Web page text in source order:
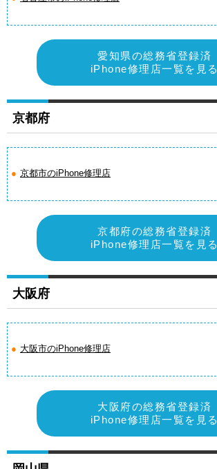
愛知県の総務省登録済
iPhone修理店一覧を見る
京都府
京都市のiPhone修理店
京都府の総務省登録済
iPhone修理店一覧を見る
大阪府
大阪市のiPhone修理店
大阪府の総務省登録済
iPhone修理店一覧を見る